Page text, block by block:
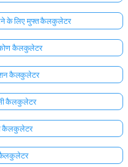
के लिए मुफ्त कैलकुलेटर
कोण कैलकुलेटर
कैलकुलेटर
कैलकुलेटर
कैलकुलेटर
कैलकुलेटर